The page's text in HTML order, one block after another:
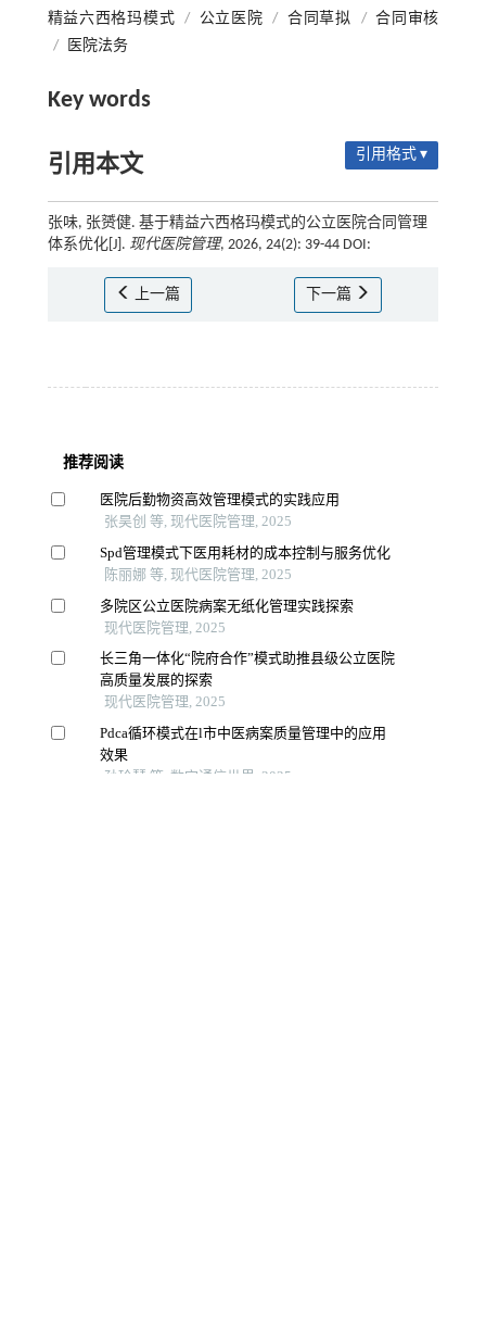
精益六西格玛模式 / 公立医院 / 合同草拟 / 合同审核
/
医院法务
Key words
引用本文 引用格式 ▾
张味, 张赟健. 基于精益六西格玛模式的公立医院合同管理
体系优化[J]. 现代医院管理, 2026, 24(2): 39-44 DOI:
上一篇 下一篇